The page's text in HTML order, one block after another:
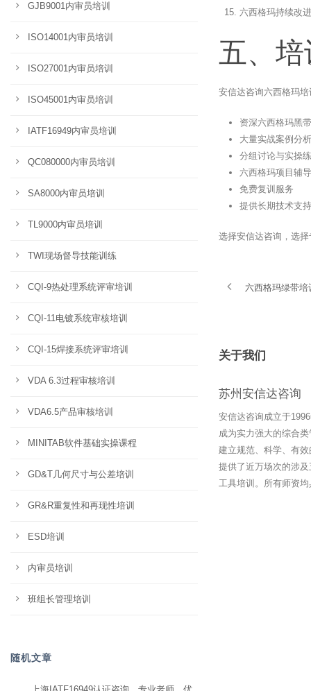
六西格玛持续改进
五、
安信达咨询六西格玛
资深六西格玛黑
大量实战案例分析
分组讨论与实操
六西格玛项目辅导
免费复训服务
提供长期技术支持
选择安信达咨询，选
六西格玛绿带培
关于我们
苏州安信达咨询
安信达咨询成立于
成为实力强大的综合
建立规范、科学、有
提供了近万场次的涉
工具培训。所有师资
GJB9001内审员培训
ISO14001内审员培训
ISO27001内审员培训
ISO45001内审员培训
IATF16949内审员培训
QC080000内审员培训
SA8000内审员培训
TL9000内审员培训
TWI现场督导技能训练
CQI-9热处理系统评审培训
CQI-11电镀系统审核培训
CQI-15焊接系统评审培训
VDA 6.3过程审核培训
VDA6.5产品审核培训
MINITAB软件基础实操课程
GD&T几何尺寸与公差培训
GR&R重复性和再现性培训
ESD培训
内审员培训
班组长管理培训
随机文章